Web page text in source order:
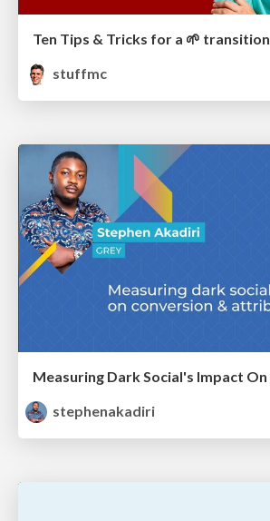
Ten Tips & Tricks for a 🌱 transition
stuffmc
stephenakadiri